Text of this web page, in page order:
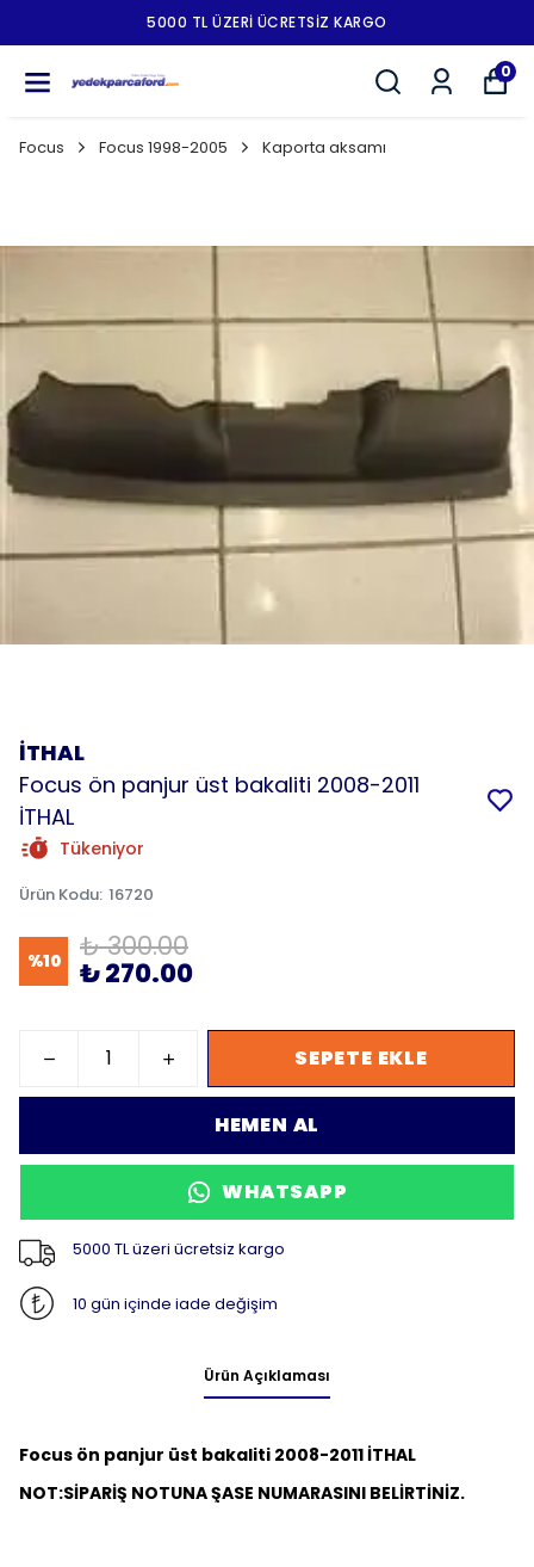
5000 TL ÜZERI ÜCRETSIZ KARGO
0
Focus Focus 1998-2005 Kaporta aksamı
İTHAL
Focus ön panjur üst bakaliti 2008-2011
İTHAL
Tükeniyor
Ürün Kodu: 16720
%10 ₺ 300.00
₺ 270.00
SEPETE EKLE
HEMEN AL
WHATSAPP
5000 TL üzeri ücretsiz kargo
10 gün içinde iade değişim
Ürün Açıklaması
Focus ön panjur üst bakaliti 2008-2011 İTHAL
NOT:SİPARİŞ NOTUNA ŞASE NUMARASINI BELİRTİNİZ.